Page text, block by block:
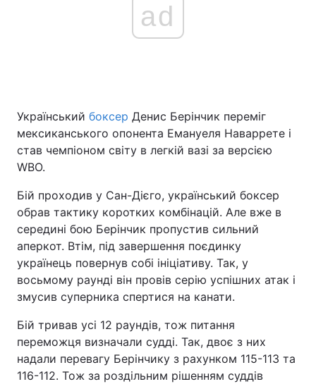
ad
Український боксер Денис Берінчик переміг
мексиканського опонента Емануеля Наваррете і
став чемпіоном світу в легкій вазі за версією
WBO.
Бій проходив у Сан-Дієго, український боксер
обрав тактику коротких комбінацій. Але вже в
середині бою Берінчик пропустив сильний
аперкот. Втім, під завершення поєдинку
українець повернув собі ініціативу. Так, у
восьмому раунді він провів серію успішних атак і
змусив суперника спертися на канати.
Бій тривав усі 12 раундів, тож питання
переможця визначали судді. Так, двоє з них
надали перевагу Берінчику з рахунком 115-113 та
116-112. Тож за роздільним рішенням суддів